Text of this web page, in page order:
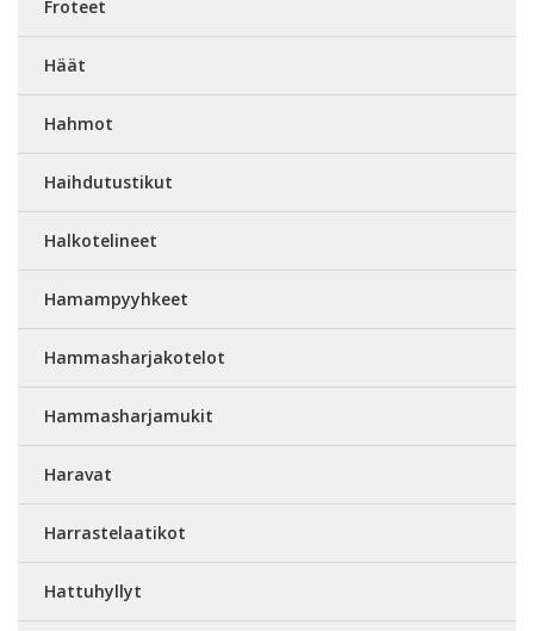
Froteet
Häät
Hahmot
Haihdutustikut
Halkotelineet
Hamampyyhkeet
Hammasharjakotelot
Hammasharjamukit
Haravat
Harrastelaatikot
Hattuhyllyt